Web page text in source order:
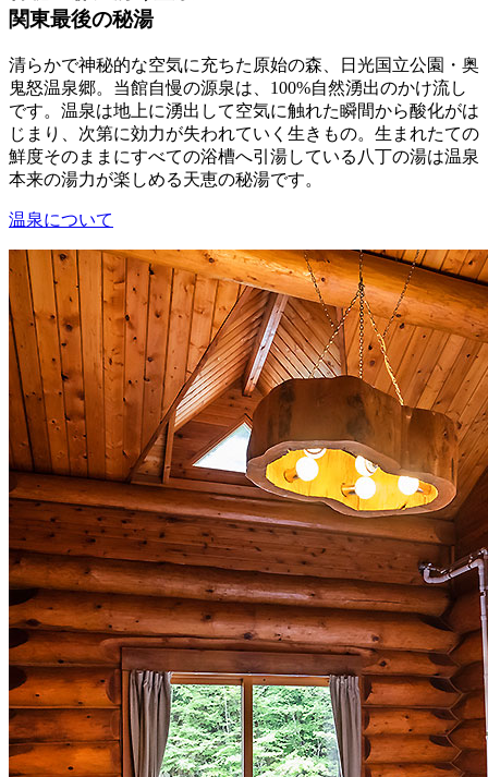
関東最後の秘湯
清らかで神秘的な空気に充ちた原始の森、日光国立公園・奥
鬼怒温泉郷。当館自慢の源泉は、100%自然湧出のかけ流し
です。温泉は地上に湧出して空気に触れた瞬間から酸化がは
じまり、次第に効力が失われていく生きもの。生まれたての
鮮度そのままにすべての浴槽へ引湯している八丁の湯は温泉
本来の湯力が楽しめる天恵の秘湯です。
温泉について